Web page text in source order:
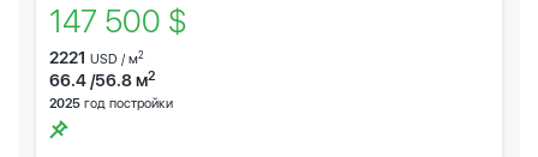
147 500 $
2221 USD / м2
66.4 /56.8 м2
2025 год постройки